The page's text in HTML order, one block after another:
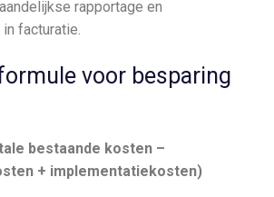
rapportage en
facturatie.
voor besparing
bestaande kosten –
+ implementatiekosten)